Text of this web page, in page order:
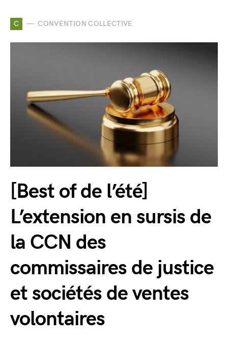
C CONVENTION COLLECTIVE
[Best of de l’été]
L’extension en sursis de
la CCN des
commissaires de justice
et sociétés de ventes
volontaires